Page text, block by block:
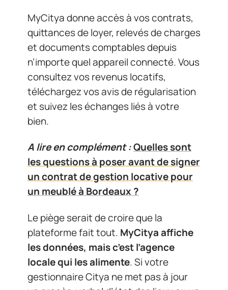
MyCitya donne accès à vos contrats,
quittances de loyer, relevés de charges
et documents comptables depuis
n’importe quel appareil connecté. Vous
consultez vos revenus locatifs,
téléchargez vos avis de régularisation
et suivez les échanges liés à votre
bien.
A lire en complément :Quelles sont
les questions à poser avant de signer
un contrat de gestion locative pour
un meublé à Bordeaux ?
Le piège serait de croire que la
plateforme fait tout. MyCitya affiche
les données, mais c’est l’agence
locale qui les alimente. Si votre
gestionnaire Citya ne met pas à jour